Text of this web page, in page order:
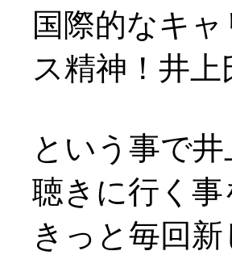
国際的なキ
ス精神！井
という事で
聴きに行く
きっと毎回